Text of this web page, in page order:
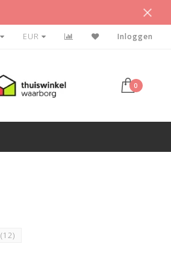
BETAAL ACHTERAF
EUR Inloggen
0
(12)